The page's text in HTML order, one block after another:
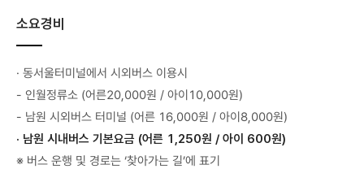
소요경비
· 동서울터미널에서 시외버스 이용시
- 인월정류소 (어른20,000원 / 아이10,000원)
- 남원 시외버스 터미널 (어른 16,000원 / 아이8,000원)
· 남원 시내버스 기본요금 (어른 1,250원 / 아이 600원)
※ 버스 운행 및 경로는 ‘찾아가는 길’에 표기